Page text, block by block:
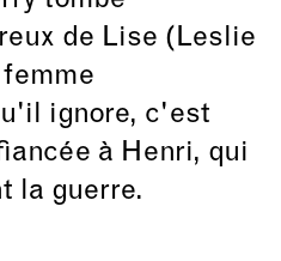
de Lise (Leslie
ignore, c'est
à Henri, qui
la guerre.